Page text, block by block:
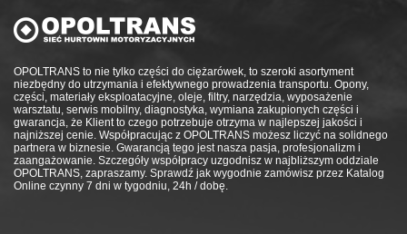
OPOLTRANS to nie tylko części do ciężarówek, to szeroki asortyment
niezbędny do utrzymania i efektywnego prowadzenia transportu. Opony,
części, materiały eksploatacyjne, oleje, filtry, narzędzia, wyposażenie
warsztatu, serwis mobilny, diagnostyka, wymiana zakupionych części i
gwarancja, że Klient to czego potrzebuje otrzyma w najlepszej jakości i
najniższej cenie. Współpracując z OPOLTRANS możesz liczyć na solidnego
partnera w biznesie. Gwarancją tego jest nasza pasja, profesjonalizm i
zaangażowanie. Szczegóły współpracy uzgodnisz w najbliższym oddziale
OPOLTRANS, zapraszamy. Sprawdź jak wygodnie zamówisz przez Katalog
Online czynny 7 dni w tygodniu, 24h / dobę.